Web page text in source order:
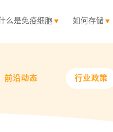
么是免疫细胞 如何存储
前沿动态 行业政策